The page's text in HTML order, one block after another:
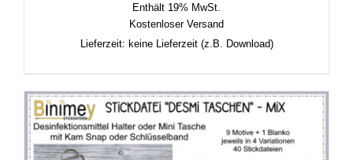
Enthält 19% MwSt.
Kostenloser Versand
Lieferzeit: keine Lieferzeit (z.B. Download)